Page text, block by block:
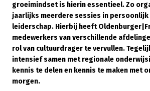
groeimindset is hierin essentieel. Zo
jaarlijks meerdere sessies in persoonlijk
leiderschap. Hierbij heeft
medewerkers van verschillende
rol van cultuurdrager te vervullen.
intensief samen met regionale
kennis te delen en kennis te maken met
morgen.